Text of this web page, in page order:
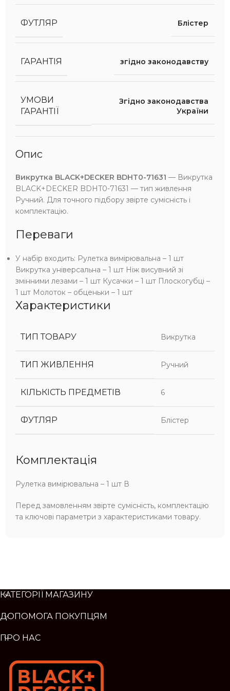
ФУТЛЯР Блістер
ГАРАНТІЯ згідно законодавству
УМОВИ
ГАРАНТІЇ
Згідно законодавства
України
Опис
Викрутка BLACK+DECKER BDHT0-71631 — Викрутка
BLACK+DECKER BDHT0-71631 — тип живлення
Ручний. Для точного підбору звірте сумісність і
комплектацію.
Переваги
У набір входить: Рулетка вимірювальна – 1 шт
Викрутка універсальна – 1 шт Ніж висувний зі
змінними лезами – 1 шт Кусачки – 1 шт Плоскогубці –
1 шт Молоток – обценьки – 1 шт
Характеристики
ТИП ТОВАРУ Викрутка
ТИП ЖИВЛЕННЯ Ручний
КІЛЬКІСТЬ ПРЕДМЕТІВ 6
ФУТЛЯР Блістер
Комплектація
Рулетка вимірювальна – 1 шт В
Перед замовленням звірте сумісність, комплектацію
та ключові параметри з характеристиками товару.
КАТЕГОРІЇ МАГАЗИНУ
ДОПОМОГА ПОКУПЦЯМ
ПРО НАС